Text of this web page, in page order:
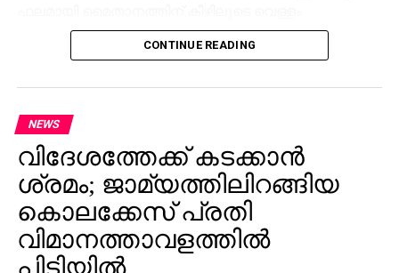
ഒഴുകിപ്പോകാന്‍ ഒരുക്കിയിരുന്ന ഡ്രെയിനേജ്
പൈപ്പുകള്‍ തകര്‍ന്നതായും, മണ്ണിന്റെ സ്വാഭാവിക
മൈതാനത്തെ പുല്ല് കരിഞ്ഞുണങ്ങിയ
നിലയിലാണെന്നും, യൂറിയ ഉപയോഗിച്ചും
വെള്ളമൊഴിച്ചും പച്ചപ്പ് തിരികെ കൊണ്ടുവരാന്‍
കഴിയില്ലെന്നും കെഡിഎഫ്എ പ്രതിനിധികള്‍
മുന്നറിയിപ്പ് നല്‍കി. ഇത്തരമൊരു കട്ടിയായ
മൈതാനത്ത് മത്സരങ്ങള്‍ സംഘടിപ്പിക്കുകയാണെങ്കില്‍
കളിക്കാര്‍ക്ക് ഗുരുതര പരുക്കുകള്‍ സംഭവിക്കാനുള്ള
സാധ്യതയുണ്ടന്നും, ഇതുമൂലം അന്താരാഷ്ട്ര
CONTINUE READING
NEWS
വിദേശത്തേക്ക് കടക്കാന്‍
ശ്രമം; ജാമ്യത്തിലിറങ്ങിയ
കൊലക്കേസ് പ്രതി
വിമാനത്താവളത്തില്‍
പിടിയില്‍